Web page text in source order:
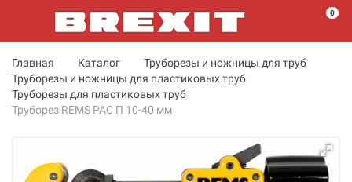
0
Главная Каталог
Труборезы и ножницы для труб
Труборезы и ножницы для пластиковых труб
Труборезы для пластиковых труб
Труборез REMS РАС П 10-40 мм